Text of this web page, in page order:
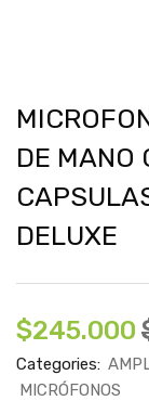
DE MANO
DELUXE
$245.000
Categories:
MICRÓFONOS